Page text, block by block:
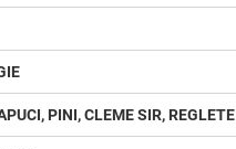
PINI, CLEME SIR, REGLETE